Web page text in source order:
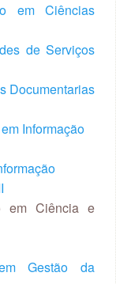
em Ciências
de Serviços
Documentarias
Informação
em Ciência e
Gestão da